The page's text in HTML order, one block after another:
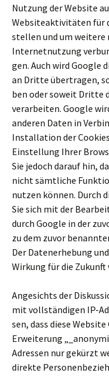
Nutzung der Website
Websiteaktivitäten für
stel­len und um wei­tere
Internetnutzung
gen. Auch wird Google
an Dritte über­tra­gen,
ben oder soweit Dritte
ver­ar­bei­ten. Google
ande­ren Daten in
Installation der
Einstellung Ihrer
Sie jedoch darauf hin,
nicht sämt­li­che
nutzen können. Durch
Sie sich mit der
durch Google in der
zu dem zuvor
Der Datenerhebung
Wirkung für die
Angesichts der
mit voll­stän­di­gen IP-
sen, dass diese
Erweiterung
Adressen nur gekürzt
direkte